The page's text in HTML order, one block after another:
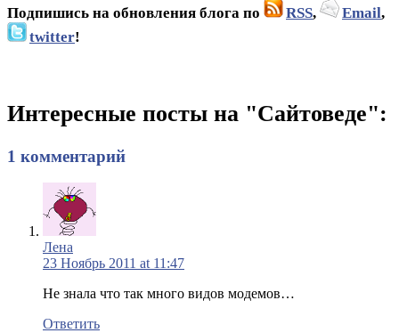
Подпишись на обновления блога по RSS, Email,
twitter!
Интересные посты на "Сайтоведе":
1 комментарий
Лена
23 Ноябрь 2011 at 11:47
Не знала что так много видов модемов…
Ответить